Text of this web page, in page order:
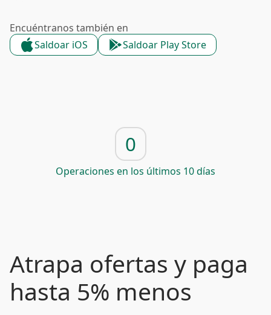
Encuéntranos también en
Saldoar iOS
Saldoar Play Store
0
Operaciones en los últimos 10 días
Atrapa ofertas y paga
hasta 5% menos